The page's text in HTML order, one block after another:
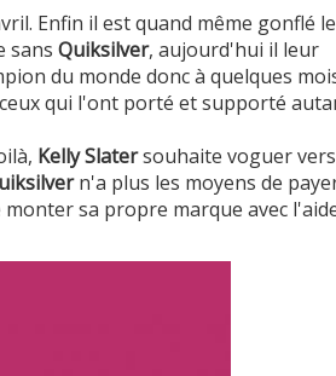
Enfin il est quand même gonflé le
sans Quiksilver, aujourd'hui il leur
du monde donc à quelques
qui l'ont porté et supporté
Kelly Slatersouhaite voguer vers
n'a plus les moyens de
sa propre marque avec